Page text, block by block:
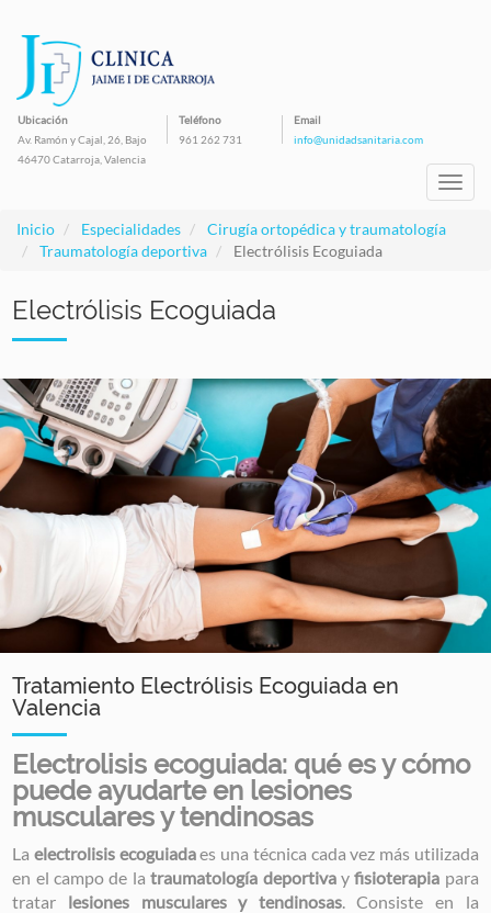
Pasar
contenido
principal
Ubicación
Av. Ramón y Cajal, 26, Bajo
46470 Catarroja, Valencia
Teléfono
961 262 731
Email
info@unidadsanitaria.com
Inicio
Especialidades
Cirugía ortopédica y traumatología
Traumatología deportiva
Electrólisis Ecoguiada
Electrólisis Ecoguiada
Tratamiento Electrólisis Ecoguiada en
Valencia
Electrolisis ecoguiada: qué es y cómo
puede ayudarte en lesiones
musculares y tendinosas
La electrolisis ecoguiadaes una técnica cada vez más utilizada
en el campo de latraumatología deportivayfisioterapia para
tratar lesiones musculares y tendinosas. Consiste en la